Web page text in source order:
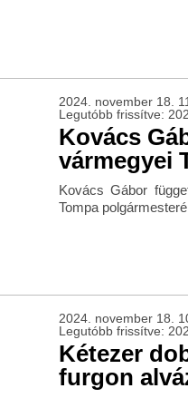
2024. november 18.
Legutóbb frissítve:
Kovács
vármegyei
Kovács Gábor
Tompa
2024. november 18.
Legutóbb frissítve:
Kétezer
furgon